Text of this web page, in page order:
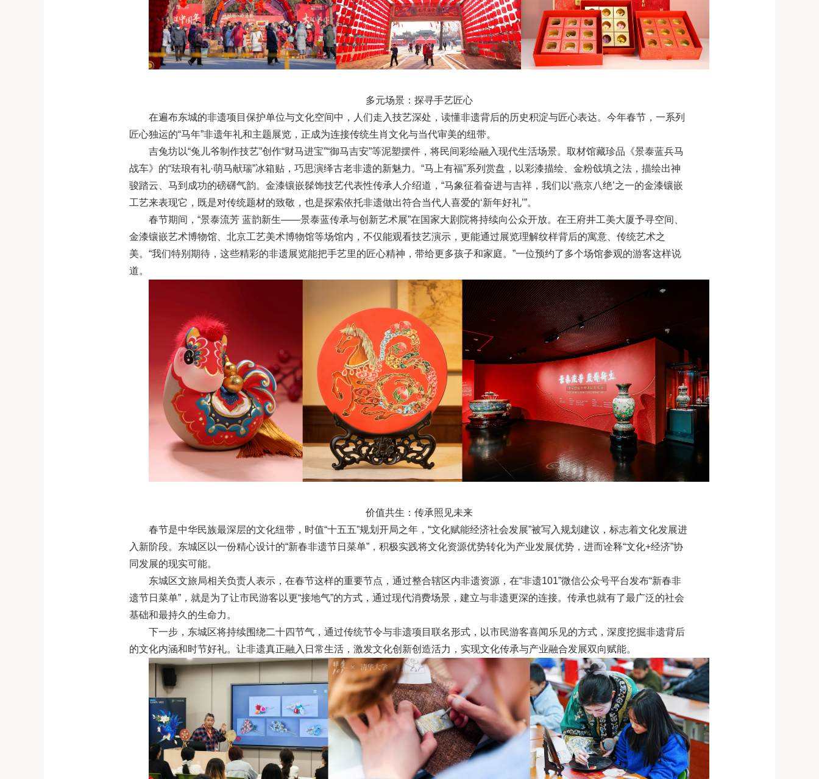
多元场景：探寻手艺匠心
在遍布东城的非遗项目保护单位与文化空间中，人们走入技艺深处，读懂非遗背后的历史积淀与匠心表达。今年春节，一系列
匠心独运的“马年”非遗年礼和主题展览，正成为连接传统生肖文化与当代审美的纽带。
吉兔坊以“兔儿爷制作技艺”创作“财马进宝”“御马吉安”等泥塑摆件，将民间彩绘融入现代生活场景。取材馆藏珍品《景泰蓝兵马
战车》的“珐琅有礼·萌马献瑞”冰箱贴，巧思演绎古老非遗的新魅力。“马上有福”系列赏盘，以彩漆描绘、金粉戗填之法，描绘出神
骏踏云、马到成功的磅礴气韵。金漆镶嵌髹饰技艺代表性传承人介绍道，“马象征着奋进与吉祥，我们以‘燕京八绝’之一的金漆镶嵌
工艺来表现它，既是对传统题材的致敬，也是探索依托非遗做出符合当代人喜爱的‘新年好礼’”。
春节期间，“景泰流芳 蓝韵新生——景泰蓝传承与创新艺术展”在国家大剧院将持续向公众开放。在王府井工美大厦予寻空间、
金漆镶嵌艺术博物馆、北京工艺美术博物馆等场馆内，不仅能观看技艺演示，更能通过展览理解纹样背后的寓意、传统艺术之
美。“我们特别期待，这些精彩的非遗展览能把手艺里的匠心精神，带给更多孩子和家庭。”一位预约了多个场馆参观的游客这样说
道。
价值共生：传承照见未来
春节是中华民族最深层的文化纽带，时值“十五五”规划开局之年，“文化赋能经济社会发展”被写入规划建议，标志着文化发展进
入新阶段。东城区以一份精心设计的“新春非遗节日菜单”，积极实践将文化资源优势转化为产业发展优势，进而诠释“文化+经济”协
同发展的现实可能。
东城区文旅局相关负责人表示，在春节这样的重要节点，通过整合辖区内非遗资源，在“非遗101”微信公众号平台发布“新春非
遗节日菜单”，就是为了让市民游客以更“接地气”的方式，通过现代消费场景，建立与非遗更深的连接。传承也就有了最广泛的社会
基础和最持久的生命力。
下一步，东城区将持续围绕二十四节气，通过传统节令与非遗项目联名形式，以市民游客喜闻乐见的方式，深度挖掘非遗背后
的文化内涵和时节好礼。让非遗真正融入日常生活，激发文化创新创造活力，实现文化传承与产业融合发展双向赋能。